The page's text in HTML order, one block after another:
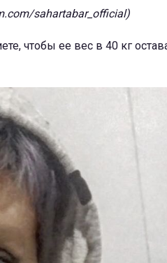
sahartabar_official)
чтобы ее вес в 40 кг